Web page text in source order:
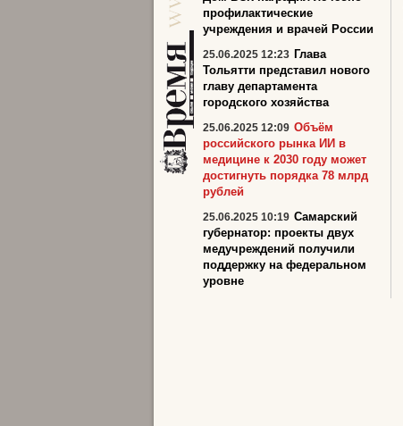
профилактические
учреждения и врачей России
25.06.2025 12:23 Глава
Тольятти представил нового
главу департамента
городского хозяйства
25.06.2025 12:09 Объём
российского рынка ИИ в
медицине к 2030 году может
достигнуть порядка 78 млрд
рублей
25.06.2025 10:19 Самарский
губернатор: проекты двух
медучреждений получили
поддержку на федеральном
уровне